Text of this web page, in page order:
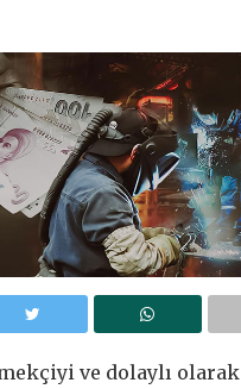
ve dolaylı olarak